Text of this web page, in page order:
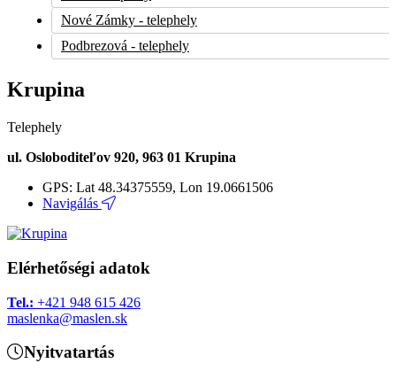
Nové Zámky - telephely
Podbrezová - telephely
Prešov - telephely
Prievidza - telephely
Rimavská Sobota - telephely
Senica - telephely
Trnava - telephely
Veľký Krtíš - telephely
Žilina - telephely
Zvolen - telephely
Krupina
Telephely
ul. Osloboditeľov 920, 963 01 Krupina
GPS: Lat 48.34375559, Lon 19.0661506
Navigálás
Elérhetőségi adatok
Tel.: +421 948 615 426
maslenka@maslen.sk
Nyitvatartás